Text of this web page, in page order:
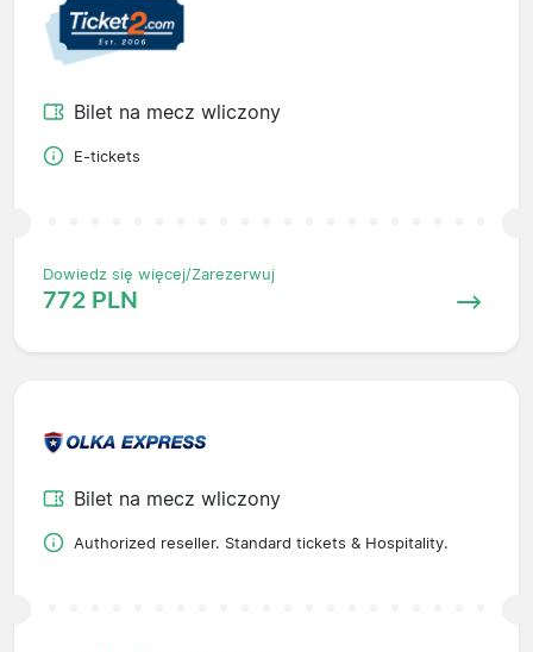
Bilet na mecz wliczony
E-tickets
Dowiedz się więcej/Zarezerwuj
772 PLN
Bilet na mecz wliczony
Authorized reseller. Standard tickets & Hospitality.